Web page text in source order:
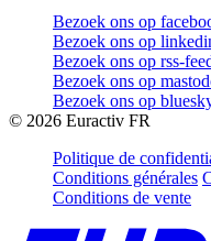
Bezoek ons op
Bezoek ons op
Bezoek ons op rss-
Bezoek ons op
Bezoek ons op
© 2026 Euractiv FR
Politique de
Conditions générales
Conditions de vente